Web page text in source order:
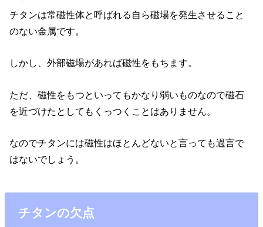
チタンは常磁性体と呼ばれる自ら磁場を発生させること
のない金属です。
しかし、外部磁場があれば磁性をもちます。
ただ、磁性をもつといってもかなり弱いものなので磁石
を近づけたとしてもくっつくことはありません。
なのでチタンには磁性はほとんどないと言っても過言で
はないでしょう。
チタンの欠点